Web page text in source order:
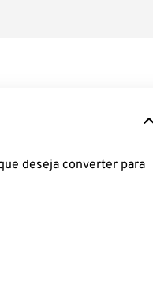
deseja converter para